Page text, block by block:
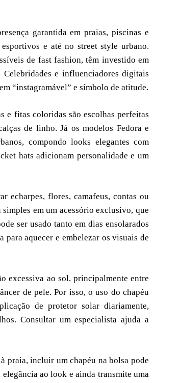
garantida em praias, piscinas e
e até no street style urbano.
de fast fashion, têm investido em
Celebridades e influenciadores digitais
“instagramável” e símbolo de atitude.
e fitas coloridas são escolhas perfeitas
de linho. Já os modelos Fedora e
compondo looks elegantes com
hats adicionam personalidade e um
echarpes, flores, camafeus, contas ou
em um acessório exclusivo, que
ser usado tanto em dias ensolarados
aquecer e embelezar os visuais de
excessiva ao sol, principalmente entre
de pele. Por isso, o uso do chapéu
de protetor solar diariamente,
Consultar um especialista ajuda a
praia, incluir um chapéu na bolsa pode
ao look e ainda transmite uma